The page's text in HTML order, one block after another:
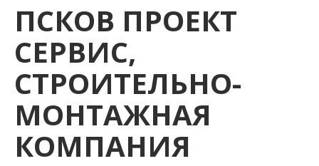
ПСКОВ ПРОЕКТ
СЕРВИС,
СТРОИТЕЛЬНО-
МОНТАЖНАЯ
КОМПАНИЯ